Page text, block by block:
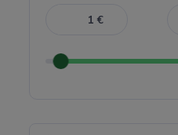
€